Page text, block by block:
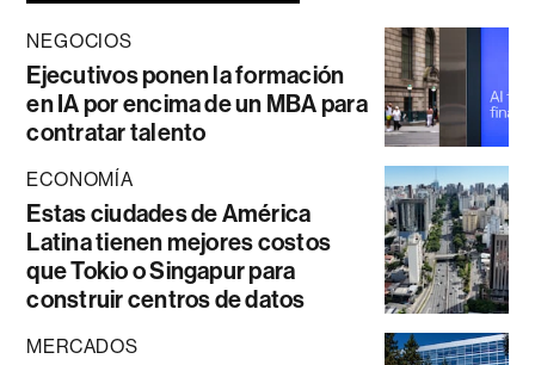
NEGOCIOS
Ejecutivos ponen la formación
en IA por encima de un MBA para
contratar talento
ECONOMÍA
Estas ciudades de América
Latina tienen mejores costos
que Tokio o Singapur para
construir centros de datos
MERCADOS